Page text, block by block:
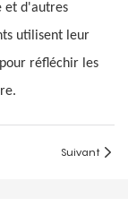
et d'autres
utilisent leur
réfléchir les
Suivant